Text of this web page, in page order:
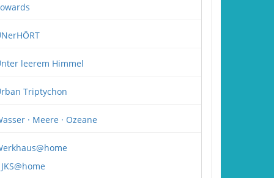
leerem Himmel
Triptychon
· Meere · Ozeane
JKS@home